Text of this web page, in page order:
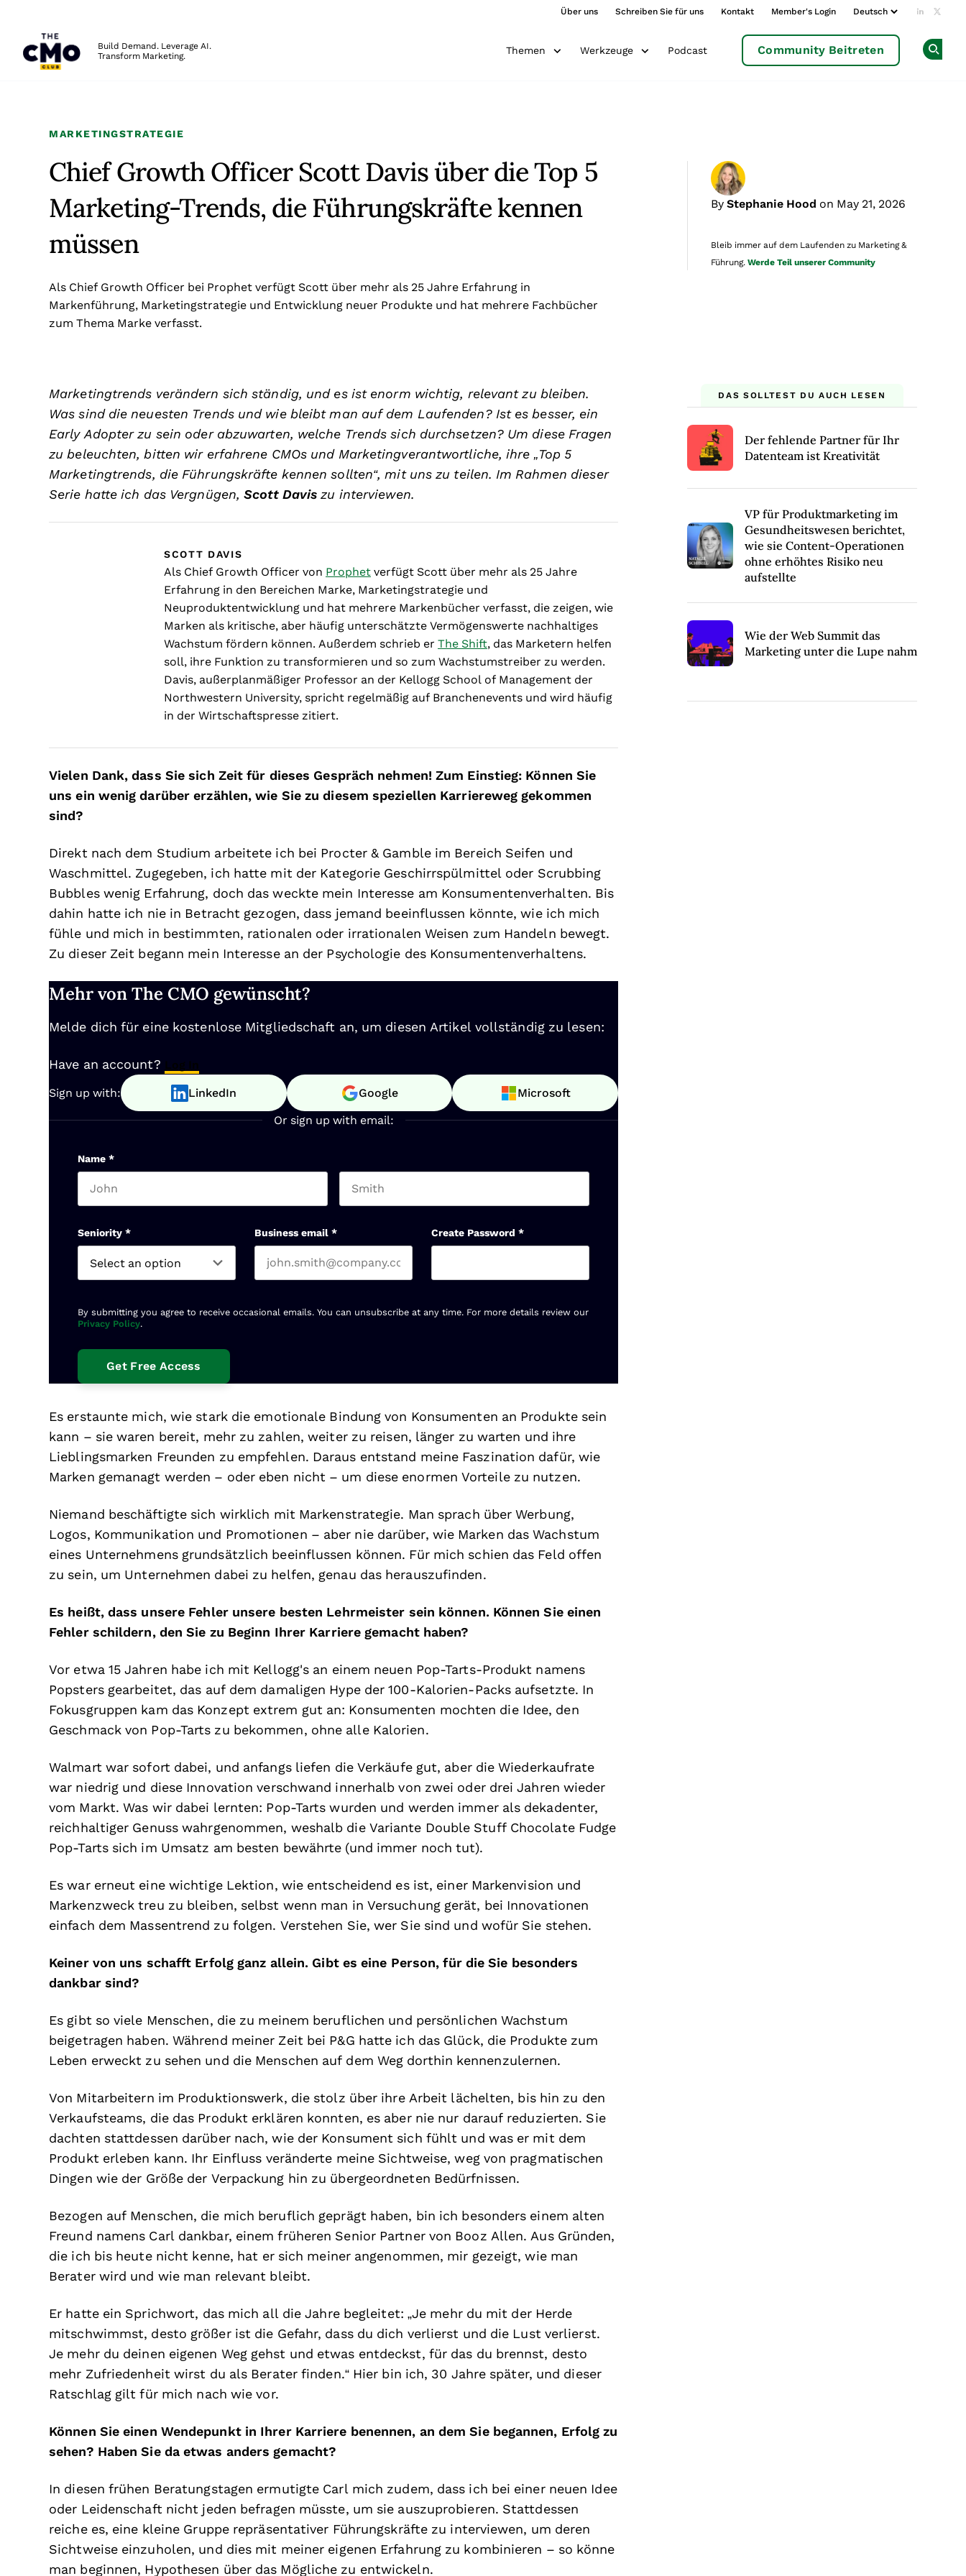
Über uns Schreiben Sie für uns Kontakt Member's Login Add us
Build Demand. Leverage AI.
Transform Marketing.
Themen Werkzeuge Podcast Community Beitreten
MARKETINGSTRATEGIE
Chief Growth Officer Scott Davis über die Top 5
Marketing-Trends, die Führungskräfte kennen
müssen
By Stephanie Hood on May 21, 2026
Bleib immer auf dem Laufenden zu Marketing &
Führung. Werde Teil unserer Community
Als Chief Growth Officer bei Prophet verfügt Scott über mehr als 25 Jahre Erfahrung in
Markenführung, Marketingstrategie und Entwicklung neuer Produkte und hat mehrere Fachbücher
zum Thema Marke verfasst.
Marketingtrends verändern sich ständig, und es ist enorm wichtig, relevant zu bleiben.
Was sind die neuesten Trends und wie bleibt man auf dem Laufenden? Ist es besser, ein
Early Adopter zu sein oder abzuwarten, welche Trends sich durchsetzen? Um diese Fragen
zu beleuchten, bitten wir erfahrene CMOs und Marketingverantwortliche, ihre „Top 5
Marketingtrends, die Führungskräfte kennen sollten“, mit uns zu teilen. Im Rahmen dieser
Serie hatte ich das Vergnügen,Scott Davis zu interviewen.
SCOTT DAVIS
Als Chief Growth Officer von Prophet verfügt Scott über mehr als 25 Jahre
Erfahrung in den Bereichen Marke, Marketingstrategie und
Neuproduktentwicklung und hat mehrere Markenbücher verfasst, die zeigen, wie
Marken als kritische, aber häufig unterschätzte Vermögenswerte nachhaltiges
Wachstum fördern können. Außerdem schrieb er The Shift, das Marketern helfen
soll, ihre Funktion zu transformieren und so zum Wachstumstreiber zu werden.
Davis, außerplanmäßiger Professor an der Kellogg School of Management der
Northwestern University, spricht regelmäßig auf Branchenevents und wird häufig
in der Wirtschaftspresse zitiert.
Vielen Dank, dass Sie sich Zeit für dieses Gespräch nehmen! Zum Einstieg: Können Sie
uns ein wenig darüber erzählen, wie Sie zu diesem speziellen Karriereweg gekommen
sind?
Direkt nach dem Studium arbeitete ich bei Procter & Gamble im Bereich Seifen und
Waschmittel. Zugegeben, ich hatte mit der Kategorie Geschirrspülmittel oder Scrubbing
Bubbles wenig Erfahrung, doch das weckte mein Interesse am Konsumentenverhalten. Bis
dahin hatte ich nie in Betracht gezogen, dass jemand beeinflussen könnte, wie ich mich
fühle und mich in bestimmten, rationalen oder irrationalen Weisen zum Handeln bewegt.
Zu dieser Zeit begann mein Interesse an der Psychologie des Konsumentenverhaltens.
Mehr von The CMO gewünscht?
Melde dich für eine kostenlose Mitgliedschaft an, um diesen Artikel vollständig zu lesen:
Have an account? Log In
Sign up with: LinkedIn Google Microsoft
Or sign up with email:
Name *
Seniority * Business email * Create Password *
By submitting you agree to receive occasional emails. You can unsubscribe at any time. For more details review our
Privacy Policy.
Es erstaunte mich, wie stark die emotionale Bindung von Konsumenten an Produkte sein
kann – sie waren bereit, mehr zu zahlen, weiter zu reisen, länger zu warten und ihre
Lieblingsmarken Freunden zu empfehlen. Daraus entstand meine Faszination dafür, wie
Marken gemanagt werden – oder eben nicht – um diese enormen Vorteile zu nutzen.
Niemand beschäftigte sich wirklich mit Markenstrategie. Man sprach über Werbung,
Logos, Kommunikation und Promotionen – aber nie darüber, wie Marken das Wachstum
eines Unternehmens grundsätzlich beeinflussen können. Für mich schien das Feld offen
zu sein, um Unternehmen dabei zu helfen, genau das herauszufinden.
Es heißt, dass unsere Fehler unsere besten Lehrmeister sein können. Können Sie einen
Fehler schildern, den Sie zu Beginn Ihrer Karriere gemacht haben?
Vor etwa 15 Jahren habe ich mit Kellogg's an einem neuen Pop-Tarts-Produkt namens
Popsters gearbeitet, das auf dem damaligen Hype der 100-Kalorien-Packs aufsetzte. In
Fokusgruppen kam das Konzept extrem gut an: Konsumenten mochten die Idee, den
Geschmack von Pop-Tarts zu bekommen, ohne alle Kalorien.
Walmart war sofort dabei, und anfangs liefen die Verkäufe gut, aber die Wiederkaufrate
war niedrig und diese Innovation verschwand innerhalb von zwei oder drei Jahren wieder
vom Markt. Was wir dabei lernten: Pop-Tarts wurden und werden immer als dekadenter,
reichhaltiger Genuss wahrgenommen, weshalb die Variante Double Stuff Chocolate Fudge
Pop-Tarts sich im Umsatz am besten bewährte (und immer noch tut).
Es war erneut eine wichtige Lektion, wie entscheidend es ist, einer Markenvision und
Markenzweck treu zu bleiben, selbst wenn man in Versuchung gerät, bei Innovationen
einfach dem Massentrend zu folgen. Verstehen Sie, wer Sie sind und wofür Sie stehen.
Keiner von uns schafft Erfolg ganz allein. Gibt es eine Person, für die Sie besonders
dankbar sind?
Es gibt so viele Menschen, die zu meinem beruflichen und persönlichen Wachstum
beigetragen haben. Während meiner Zeit bei P&G hatte ich das Glück, die Produkte zum
Leben erweckt zu sehen und die Menschen auf dem Weg dorthin kennenzulernen.
Von Mitarbeitern im Produktionswerk, die stolz über ihre Arbeit lächelten, bis hin zu den
Verkaufsteams, die das Produkt erklären konnten, es aber nie nur darauf reduzierten. Sie
dachten stattdessen darüber nach, wie der Konsument sich fühlt und was er mit dem
Produkt erleben kann. Ihr Einfluss veränderte meine Sichtweise, weg von pragmatischen
Dingen wie der Größe der Verpackung hin zu übergeordneten Bedürfnissen.
Bezogen auf Menschen, die mich beruflich geprägt haben, bin ich besonders einem alten
Freund namens Carl dankbar, einem früheren Senior Partner von Booz Allen. Aus Gründen,
die ich bis heute nicht kenne, hat er sich meiner angenommen, mir gezeigt, wie man
Berater wird und wie man relevant bleibt.
Er hatte ein Sprichwort, das mich all die Jahre begleitet: „Je mehr du mit der Herde
mitschwimmst, desto größer ist die Gefahr, dass du dich verlierst und die Lust verlierst.
Je mehr du deinen eigenen Weg gehst und etwas entdeckst, für das du brennst, desto
mehr Zufriedenheit wirst du als Berater finden.“ Hier bin ich, 30 Jahre später, und dieser
Ratschlag gilt für mich nach wie vor.
Können Sie einen Wendepunkt in Ihrer Karriere benennen, an dem Sie begannen, Erfolg zu
sehen? Haben Sie da etwas anders gemacht?
In diesen frühen Beratungstagen ermutigte Carl mich zudem, dass ich bei einer neuen Idee
oder Leidenschaft nicht jeden befragen müsste, um sie auszuprobieren. Stattdessen
reiche es, eine kleine Gruppe repräsentativer Führungskräfte zu interviewen, um deren
Sichtweise einzuholen, und dies mit meiner eigenen Erfahrung zu kombinieren – so könne
man beginnen, Hypothesen über das Mögliche zu entwickeln.
DAS SOLLTEST DU AUCH LESEN
Der fehlende Partner für Ihr
Datenteam ist Kreativität
VP für Produktmarketing im
Gesundheitswesen berichtet,
wie sie Content-Operationen
ohne erhöhtes Risiko neu
aufstellte
Wie der Web Summit das
Marketing unter die Lupe nahm